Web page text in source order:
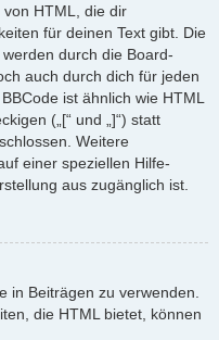
von HTML, die dir
für deinen Text gibt. Die
durch die Board-
auch durch dich für jeden
ist ähnlich wie HTML
(„[“ und „]“) statt
Weitere
einer speziellen Hilfe-
aus zugänglich ist.
in Beiträgen zu verwenden.
die HTML bietet, können